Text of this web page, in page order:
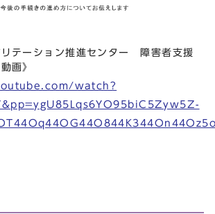
テーション推進センター 障害者支援
画》
watch?